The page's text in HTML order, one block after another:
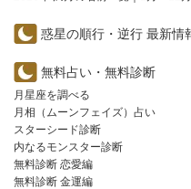
惑星の順行・逆行 最新情
無料占い・無料診断
月星座を調べる
月相（ムーンフェイズ）占い
スターシード診断
内なるモンスター診断
無料診断 恋愛編
無料診断 金運編